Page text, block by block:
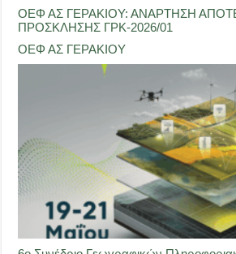
ΟΕΦ ΑΣ ΓΕΡΑΚΙΟΥ: ΑΝΑΡΤΗΣΗ
ΠΡΟΣΚΛΗΣΗΣ ΓΡΚ-2026/01
ΟΕΦ ΑΣ ΓΕΡΑΚΙΟΥ